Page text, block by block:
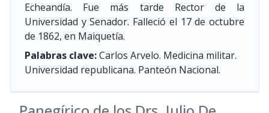
Echeandía. Fue más tarde Rector de la
Universidad y Senador. Falleció el 17 de octubre
de 1862, en Maiquetía.
Palabras clave:Carlos Arvelo. Medicina militar.
Universidad republicana. Panteón Nacional.